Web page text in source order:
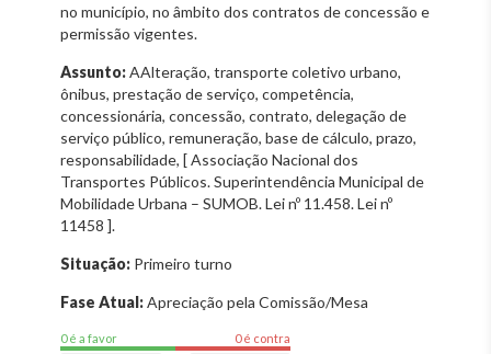
no município, no âmbito dos contratos de concessão e
permissão vigentes.
Assunto:AAlteração, transporte coletivo urbano,
ônibus, prestação de serviço, competência,
concessionária, concessão, contrato, delegação de
serviço público, remuneração, base de cálculo, prazo,
responsabilidade, [ Associação Nacional dos
Transportes Públicos. Superintendência Municipal de
Mobilidade Urbana – SUMOB. Lei nº 11.458. Lei nº
11458 ].
Situação: Primeiro turno
Fase Atual:Apreciação pela Comissão/Mesa
0 é a favor 0 é contra